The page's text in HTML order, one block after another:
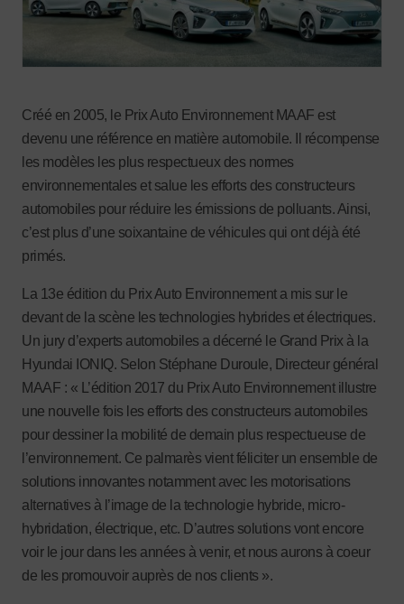
Créé en 2005, le Prix Auto Environnement MAAF est
devenu une référence en matière automobile. Il récompense
les modèles les plus respectueux des normes
environnementales et salue les efforts des constructeurs
automobiles pour réduire les émissions de polluants. Ainsi,
c’est plus d’une soixantaine de véhicules qui ont déjà été
primés.
La 13e édition du Prix Auto Environnement a mis sur le
devant de la scène les technologies hybrides et électriques.
Un jury d’experts automobiles a décerné le Grand Prix à la
Hyundai IONIQ. Selon Stéphane Duroule, Directeur général
MAAF : « L’édition 2017 du Prix Auto Environnement illustre
une nouvelle fois les efforts des constructeurs automobiles
pour dessiner la mobilité de demain plus respectueuse de
l’environnement. Ce palmarès vient féliciter un ensemble de
solutions innovantes notamment avec les motorisations
alternatives à l’image de la technologie hybride, micro-
hybridation, électrique, etc. D’autres solutions vont encore
voir le jour dans les années à venir, et nous aurons à coeur
de les promouvoir auprès de nos clients ».